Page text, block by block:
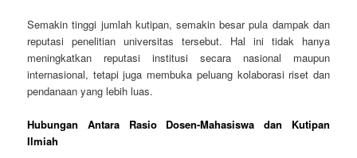
Semakin tinggi jumlah kutipan, semakin besar pula dampak dan
reputasi penelitian universitas tersebut. Hal ini tidak hanya
meningkatkan reputasi institusi secara nasional maupun
internasional, tetapi juga membuka peluang kolaborasi riset dan
pendanaan yang lebih luas.
Hubungan Antara Rasio Dosen-Mahasiswa dan Kutipan
Ilmiah